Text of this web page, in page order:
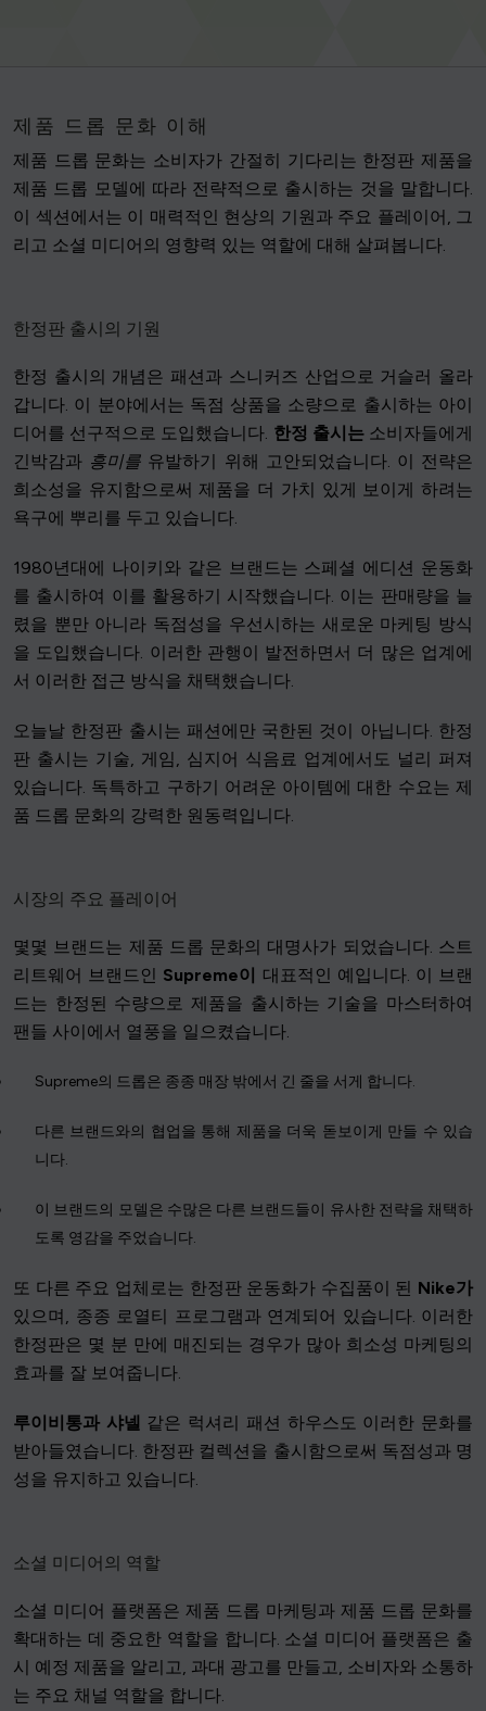
제품 드롭 문화 이해
제품 드롭 문화는 소비자가 간절히 기다리는 한정판 제품을
제품 드롭 모델에 따라 전략적으로 출시하는 것을 말합니다.
이 섹션에서는 이 매력적인 현상의 기원과 주요 플레이어, 그
리고 소셜 미디어의 영향력 있는 역할에 대해 살펴봅니다.
한정판 출시의 기원
한정 출시의 개념은 패션과 스니커즈 산업으로 거슬러 올라
갑니다. 이 분야에서는 독점 상품을 소량으로 출시하는 아이
디어를 선구적으로 도입했습니다. 한정 출시는소비자들에게
긴박감과 흥미를 유발하기 위해 고안되었습니다. 이 전략은
희소성을 유지함으로써 제품을 더 가치 있게 보이게 하려는
욕구에 뿌리를 두고 있습니다.
1980년대에 나이키와 같은 브랜드는 스페셜 에디션 운동화
를 출시하여 이를 활용하기 시작했습니다. 이는 판매량을 늘
렸을 뿐만 아니라 독점성을 우선시하는 새로운 마케팅 방식
을 도입했습니다. 이러한 관행이 발전하면서 더 많은 업계에
서 이러한 접근 방식을 채택했습니다.
오늘날 한정판 출시는 패션에만 국한된 것이 아닙니다. 한정
판 출시는 기술, 게임, 심지어 식음료 업계에서도 널리 퍼져
있습니다. 독특하고 구하기 어려운 아이템에 대한 수요는 제
품 드롭 문화의 강력한 원동력입니다.
시장의 주요 플레이어
몇몇 브랜드는 제품 드롭 문화의 대명사가 되었습니다. 스트
리트웨어 브랜드인 Supreme이
대표적인 예입니다. 이 브랜
드는 한정된 수량으로 제품을 출시하는 기술을 마스터하여
팬들 사이에서 열풍을 일으켰습니다.
Supreme의 드롭은 종종 매장 밖에서 긴 줄을 서게 합니다.
다른 브랜드와의 협업을 통해 제품을 더욱 돋보이게 만들 수 있습
니다.
이 브랜드의 모델은 수많은 다른 브랜드들이 유사한 전략을 채택하
도록 영감을 주었습니다.
또 다른 주요 업체로는 한정판 운동화가 수집품이 된 Nike가
있으며, 종종 로열티 프로그램과 연계되어 있습니다. 이러한
한정판은 몇 분 만에 매진되는 경우가 많아 희소성 마케팅의
효과를 잘 보여줍니다.
루이비통과 샤넬 같은 럭셔리 패션 하우스도 이러한 문화를
받아들였습니다. 한정판 컬렉션을 출시함으로써 독점성과 명
성을 유지하고 있습니다.
소셜 미디어의 역할
소셜 미디어 플랫폼은 제품 드롭 마케팅과 제품 드롭 문화를
확대하는 데 중요한 역할을 합니다. 소셜 미디어 플랫폼은 출
시 예정 제품을 알리고, 과대 광고를 만들고, 소비자와 소통하
는 주요 채널 역할을 합니다.